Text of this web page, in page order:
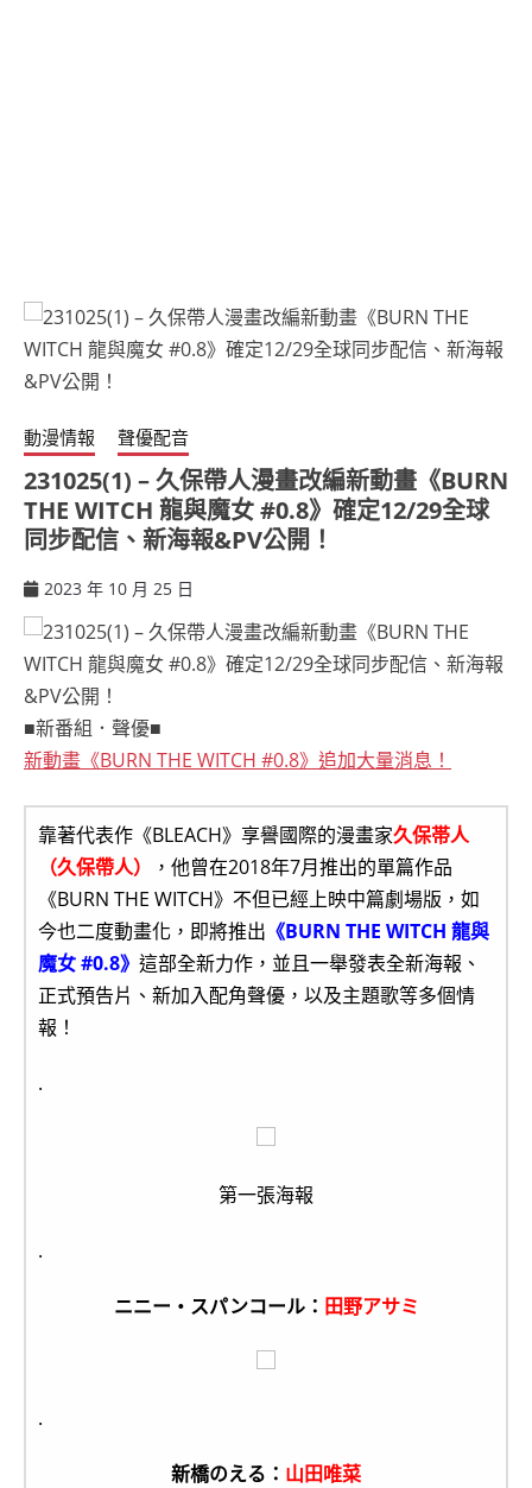
動漫情報 聲優配音
231025(1) – 久保帶人漫畫改編新動畫《BURN
THE WITCH 龍與魔女 #0.8》確定12/29全球
同步配信、新海報&PV公開！
2023 年 10 月 25 日
■新番組．聲優■
新動畫《BURN THE WITCH #0.8》追加大量消息！
靠著代表作《BLEACH》享譽國際的漫畫家久保帯人
（久保帶人）
，他曾在2018年7月推出的單篇作品
《BURN THE WITCH》不但已經上映中篇劇場版，如
今也二度動畫化，即將推出 《BURN THE WITCH 龍與
魔女 #0.8》 這部全新力作，並且一舉發表全新海報、
正式預告片、新加入配角聲優，以及主題歌等多個情
報！
.
第一張海報
.
ニニー・スパンコール： 田野アサミ
.
新橋のえる： 山田唯菜